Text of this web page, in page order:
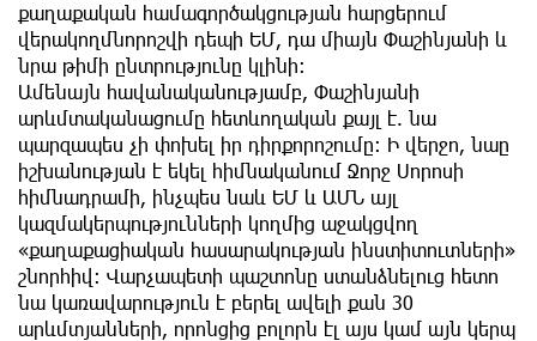
քաղաքական համագործակցության հարցերում
վերակողմնորոշվի դեպի ԵՄ, դա միայն Փաշինյանի և
նրա թիմի ընտրությունը կլինի։
Ամենայն հավանականությամբ, Փաշինյանի
արևմտականացումը հետևողական քայլ է. նա
պարզապես չի փոխել իր դիրքորոշումը։ Ի վերջո, նաը
իշխանության է եկել հիմնականում Ջորջ Սորոսի
հիմնադրամի, ինչպես նաև ԵՄ և ԱՄՆ այլ
կազմակերպությունների կողմից աջակցվող
«քաղաքացիական հասարակության ինստիտուտների»
շնորհիվ։ Վարչապետի պաշտոնը ստանձնելուց հետո
նա կառավարություն է բերել ավելի քան 30
արևմտյանների, որոնցից բոլորն էլ այս կամ այն կերպ